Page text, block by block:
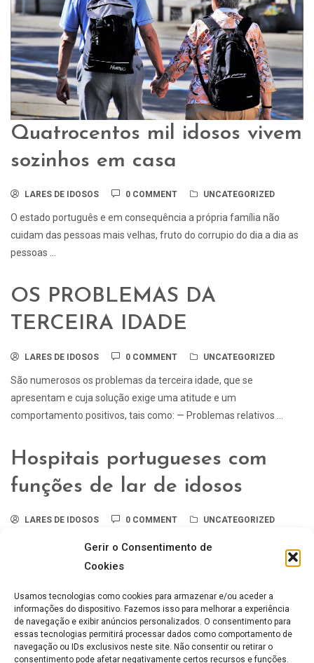
Gerir o Consentimento de
Cookies
Usamos tecnologias como cookies para armazenar e/ou aceder a
informações do dispositivo. Fazemos isso para melhorar a experiência
de navegação e exibir anúncios personalizados. O consentimento para
essas tecnologias permitirá processar dados como comportamento de
navegação ou IDs exclusivos neste site. Não consentir ou retirar o
consentimento pode afetar negativamente certos recursos e funções.
Quatrocentos mil idosos vivem
sozinhos em casa
LARES DE IDOSOS 0 COMMENT UNCATEGORIZED
O estado português e em consequência a própria família não
cuidam das pessoas mais velhas, fruto do corrupio do dia a dia as
pessoas ...
OS PROBLEMAS DA
TERCEIRA IDADE
LARES DE IDOSOS 0 COMMENT UNCATEGORIZED
São numerosos os problemas da terceira idade, que se
apresentam e cuja solução exige uma atitude e um
comportamento positivos, tais como: — Problemas relativos ...
Hospitais portugueses com
funções de lar de idosos
LARES DE IDOSOS 0 COMMENT UNCATEGORIZED
Pelas informações registadas nos média os hospitais
portugueses têm registado um acréscimo de solicitações de ajuda
Utopia entre Lar de idosos e
Residência para Idosos